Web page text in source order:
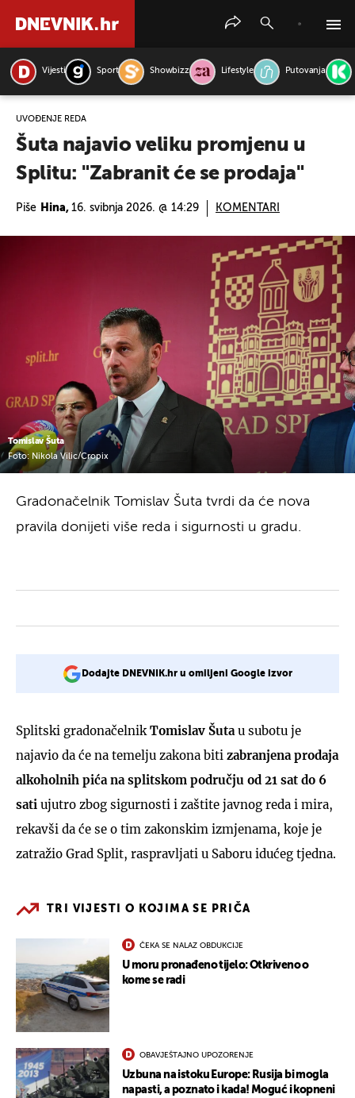
Vijesti Sport Showbizz Lifestyle Putovanja
UVOĐENJE REDA
Šuta najavio veliku promjenu u
Splitu: "Zabranit će se prodaja"
Piše Hina, 16. svibnja 2026. @ 14:29 KOMENTARI
Tomislav Šuta
Foto: Nikola Vilic/Cropix
Gradonačelnik Tomislav Šuta tvrdi da će nova
pravila donijeti više reda i sigurnosti u gradu.
Dodajte DNEVNIK.hr u omiljeni Google izvor
Splitski gradonačelnik Tomislav Šuta u subotu je
najavio da će na temelju zakona biti zabranjena prodaja
alkoholnih pića na splitskom području od 21 sat do 6
sati ujutro zbog sigurnosti i zaštite javnog reda i mira,
rekavši da će se o tim zakonskim izmjenama, koje je
zatražio Grad Split, raspravljati u Saboru idućeg tjedna.
TRI VIJESTI O KOJIMA SE PRIČA
ČEKA SE NALAZ OBDUKCIJE
U moru pronađeno tijelo: Otkriveno o
kome se radi
OBAVJEŠTAJNO UPOZORENJE
Uzbuna na istoku Europe: Rusija bi mogla
napasti, a poznato i kada! Moguć i kopneni
PRETRAŽITE VIJESTI